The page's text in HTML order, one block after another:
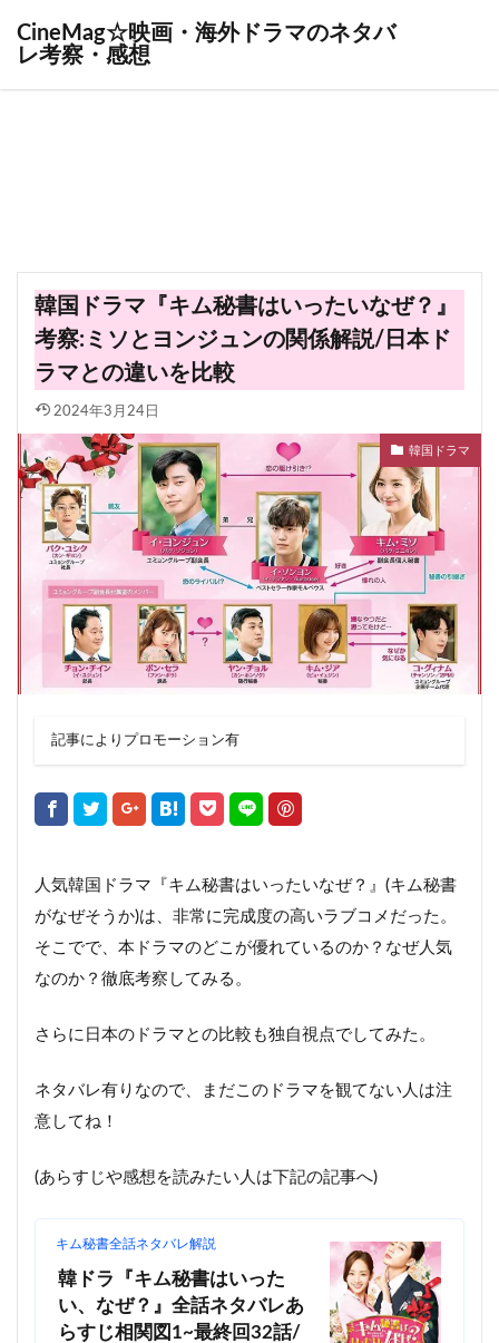
CineMag☆映画・海外ドラマのネタバ
レ考察・感想
韓国ドラマ『キム秘書はいったいなぜ？』
考察:ミソとヨンジュンの関係解説/日本ド
ラマとの違いを比較
2024年3月24日
韓国ドラマ
記事によりプロモーション有
人気韓国ドラマ『キム秘書はいったいなぜ？』(キム秘書
がなぜそうか)は、非常に完成度の高いラブコメだった。
そこでで、本ドラマのどこが優れているのか？なぜ人気
なのか？徹底考察してみる。
さらに日本のドラマとの比較も独自視点でしてみた。
ネタバレ有りなので、まだこのドラマを観てない人は注
意してね！
(あらすじや感想を読みたい人は下記の記事へ)
キム秘書全話ネタバレ解説
韓ドラ『キム秘書はいった
い、なぜ？』全話ネタバレあ
らすじ相関図1~最終回32話/